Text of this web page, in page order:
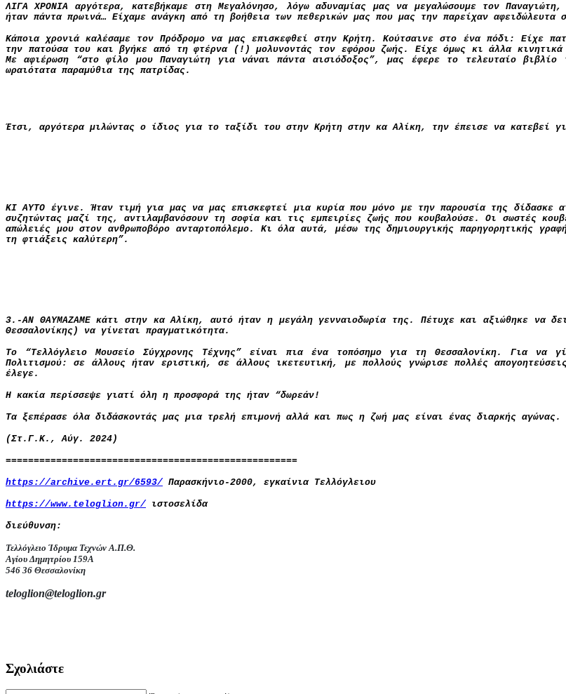
ΛΙΓΑ ΧΡΟΝΙΑ αργότερα, κατεβήκαμε στη Μεγαλόνησο, λόγω αδυναμίας μας να μεγαλώσουμε τον
ήταν πάντα πρωινά… Είχαμε ανάγκη από τη βοήθεια των πεθερικών μας που μας την παρείχαν αφειδώλευτα
Κάποια χρονιά καλέσαμε τον Πρόδρομο να μας επισκεφθεί στην Κρήτη. Κούτσαινε στο ένα πόδι: Είχε
την πατούσα του και βγήκε από τη φτέρνα (!) μολυνοντάς τον εφόρου ζωής. Είχε όμως κι άλλα
Με αφιέρωση “στο φίλο μου Παναγιώτη για νάναι πάντα αισιόδοξος”, μας έφερε το τελευταίο
ωραιότατα παραμύθια της πατρίδας.
Έτσι, αργότερα μιλώντας ο ίδιος για το ταξίδι του στην Κρήτη στην κα Αλίκη, την έπεισε να κατεβεί
ΚΙ ΑΥΤΟ έγινε. Ήταν τιμή για μας να μας επισκεφτεί μια κυρία που μόνο με την παρουσία της δίδασκε
συζητώντας μαζί της, αντιλαμβανόσουν τη σοφία και τις εμπειρίες ζωής που κουβαλούσε. Οι σωστές
απώλειές μου στον ανθρωποβόρο ανταρτοπόλεμο. Κι όλα αυτά, μέσω της δημιουργικής παρηγορητικής
τη φτιάξεις καλύτερη”.
3.-ΑΝ ΘΑΥΜΑΖΑΜΕ κάτι στην κα Αλίκη, αυτό ήταν η μεγάλη γενναιοδωρία της. Πέτυχε και αξιώθηκε να
Θεσσαλονίκης) να γίνεται πραγματικότητα.
Το “Τελλόγλειο Μουσείο Σύγχρονης Τέχνης” είναι πια ένα τοπόσημο για τη Θεσσαλονίκη. Για να
Πολιτισμού: σε άλλους ήταν εριστική, σε άλλους ικετευτική, με πολλούς γνώρισε πολλές
έλεγε.
Η κακία περίσσεψε γιατί όλη η προσφορά της ήταν “δωρεάν!
Τα ξεπέρασε όλα διδάσκοντάς μας μια τρελή επιμονή αλλά και πως η ζωή μας είναι ένας διαρκής αγώνας.
(Στ.Γ.Κ., Αύγ. 2024)
====================================================
https://archive.ert.gr/6593/ Παρασκήνιο-2000, εγκαίνια Τελλόγλειου
https://www.teloglion.gr/ ιστοσελίδα
διεύθυνση:
Τελλόγλειο Ίδρυμα Τεχνών Α.Π.Θ.
Αγίου Δημητρίου 159Α
546 36 Θεσσαλονίκη
teloglion@teloglion.gr
Σχολιάστε